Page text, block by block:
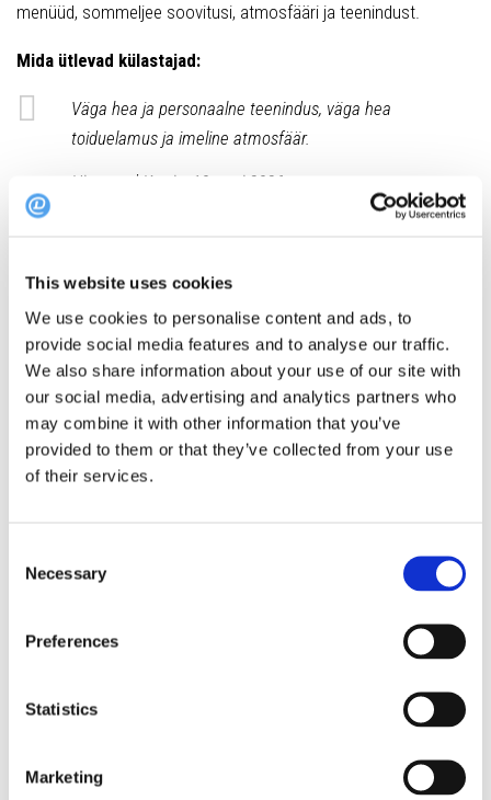
This website uses cookies
We use cookies to personalise content and ads, to
provide social media features and to analyse our traffic.
We also share information about your use of our site with
our social media, advertising and analytics partners who
may combine it with other information that you’ve
provided to them or that they’ve collected from your use
of their services.
Selection
Necessary
Preferences
Statistics
Marketing
menüüd, sommeljee soovitusi, atmosfääri ja teenindust.
Mida ütlevad külastajad:
Väga hea ja personaalne teenindus, väga hea
toiduelamus ja imeline atmosfäär.
Hinnanud Katrin, 10. mai 2026
Broneeri laud Shang Shis
Tutvu ka TOP 10 listiga
Shang Shi// Luksuslik Hiina köögi restoran
VESTA // Trendikas kohtumispaik Põhja-Tallinnas
R14// Veini- ja Vahemere köögi restoran Rotermannis
peakokaga